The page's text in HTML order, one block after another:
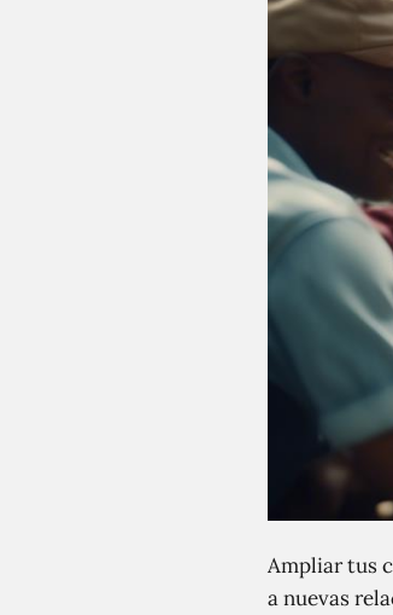
Ampliar tus
a nuevas